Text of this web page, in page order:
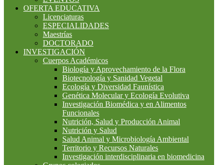
OFERTA EDUCATIVA
Licenciaturas
ESPECIALIDADES
Maestrías
DOCTORADO
INVESTIGACIÓN
Cuerpos Académicos
Biología y Aprovechamiento de la Flora
Biotecnología y Sanidad Vegetal
Ecología y Diversidad Faunística
Genética Molecular y Ecología Evolutiva
Investigación Biomédica y en Alimentos
Funcionales
Nutrición, Salud y Producción Animal
Nutrición y Salud
Salud Animal y Microbiología Ambiental
Territorio y Recursos Naturales
Investigación interdisciplinaria en biomedicina